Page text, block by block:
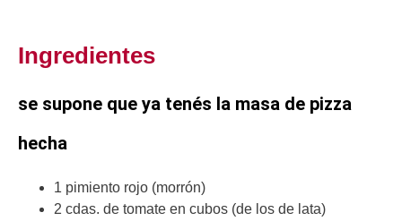
Ingredientes
se supone que ya tenés la masa de pizza
hecha
1 pimiento rojo (morrón)
2 cdas. de tomate en cubos (de los de lata)